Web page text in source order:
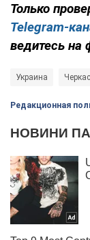
Только
Telegram-
ведитесь на
Украина
Редакционная